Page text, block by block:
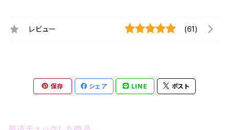
レビュー (61)
保存 シェア LINE ポスト